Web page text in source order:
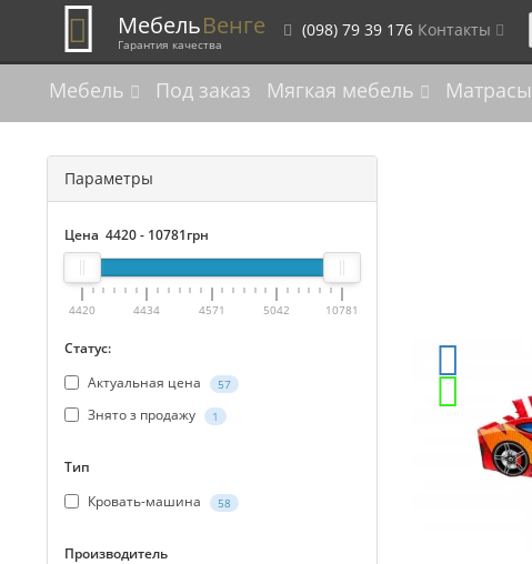
МебельВенге
Гарантия качества
(098) 79 39 176 Контакты
Мебель Под заказ Мягкая мебель
Параметры
Цена 4420- 10781грн
4420 4434 4571 5042 10781
Статус:
Актуальная цена
57
Знято з продажу 1
Тип
Кровать-машина
58
Производитель